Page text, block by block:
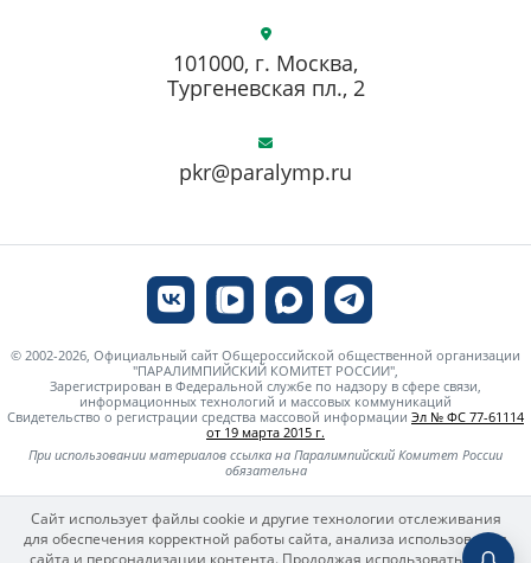
pkr@paralymp.ru
101000, г. Москва,
Тургеневская пл., 2
© 2002-2026, Официальный сайт Общероссийской общественной организации
"ПАРАЛИМПИЙСКИЙ КОМИТЕТ РОССИИ",
Зарегистрирован в Федеральной службе по надзору в сфере связи,
информационных технологий и массовых коммуникаций
Свидетельство о регистрации средства массовой информации Эл № ФС 77-61114
от 19 марта 2015 г.
При использовании материалов ссылка на Паралимпийский Комитет России
обязательна
Сайт использует файлы cookie и другие технологии отслеживания
для обеспечения корректной работы сайта, анализа использования
сайта и персонализации контента. Продолжая использовать сайт,